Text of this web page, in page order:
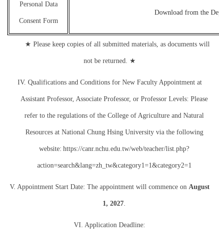
Personal Data
Consent Form
Download from the
★ Please keep copies of all submitted materials, as documents will
not be returned. ★
IV. Qualifications and Conditions for New Faculty Appointment at
Assistant Professor, Associate Professor, or Professor Levels: Please
refer to the regulations of the College of Agriculture and Natural
Resources at National Chung Hsing University via the following
website: https://canr.nchu.edu.tw/web/teacher/list.php?
action=search&lang=zh_tw&category1=1&category2=1
V. Appointment Start Date: The appointment will commence on August
1, 2027.
VI. Application Deadline: